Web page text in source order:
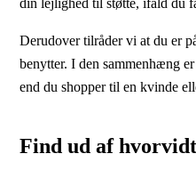
Derudover tilråder vi at du er
benytter. I den sammenhæng
end du shopper til en kvinde
Find ud af